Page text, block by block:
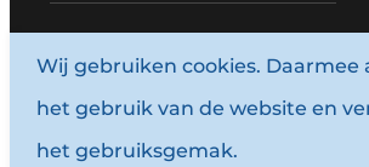
www.louwersmediagroep.com
© 1987 - 2026
Algemene voorwaarden
Wij gebruiken cookies. Daarmee
het gebruik van de website en
het gebruiksgemak.